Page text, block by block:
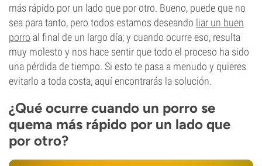
más rápido por un lado que por otro. Bueno, puede que no
sea para tanto, pero todos estamos deseando liar un buen
porro al final de un largo día; y cuando ocurre eso, resulta
muy molesto y nos hace sentir que todo el proceso ha sido
una pérdida de tiempo. Si esto te pasa a menudo y quieres
evitarlo a toda costa, aquí encontrarás la solución.
¿Qué ocurre cuando un porro se
quema más rápido por un lado que
por otro?